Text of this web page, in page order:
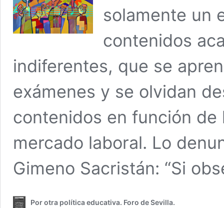
solamente un
contenidos
indiferentes, que se
exámenes y se olvidan
contenidos en función
mercado laboral. Lo
Gimeno Sacristán: “Si
Por otra política educativa. Foro de Sevilla.